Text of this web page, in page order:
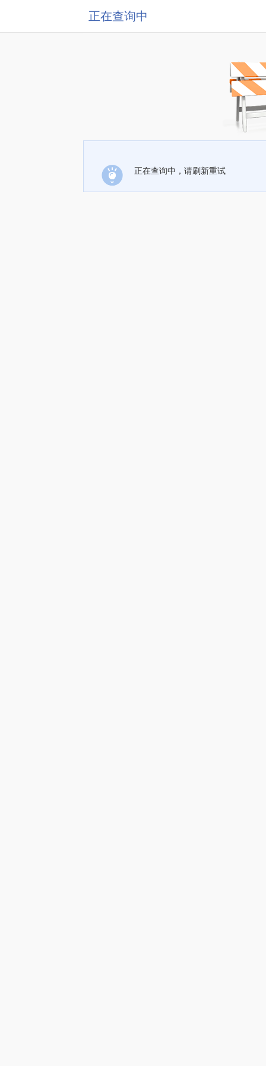
正在查询中
正在查询中，请刷新重试